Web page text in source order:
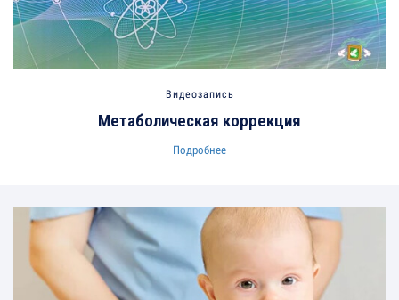
Видеозапись
Метаболическая коррекция
Подробнее